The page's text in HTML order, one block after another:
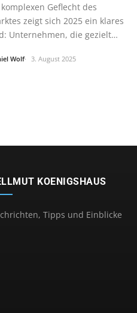
Geflecht des
zeigt sich 2025 ein klares
Unternehmen, die gezielt
Wolf 3. August 2025
KOENIGSHAUS
Tipps und Einblicke